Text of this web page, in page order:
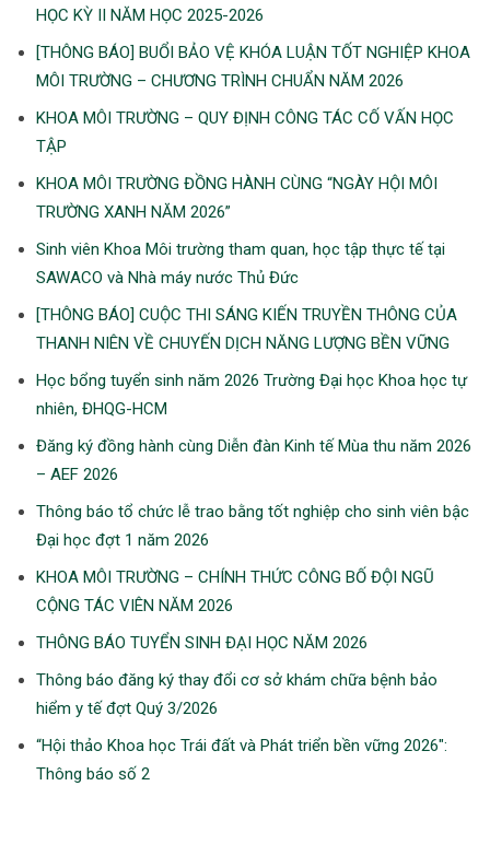
HỌC KỲ II NĂM HỌC 2025-2026
[THÔNG BÁO] BUỔI BẢO VỆ KHÓA LUẬN TỐT NGHIỆP KHOA
MÔI TRƯỜNG – CHƯƠNG TRÌNH CHUẨN NĂM 2026
KHOA MÔI TRƯỜNG – QUY ĐỊNH CÔNG TÁC CỐ VẤN HỌC
TẬP
KHOA MÔI TRƯỜNG ĐỒNG HÀNH CÙNG “NGÀY HỘI MÔI
TRƯỜNG XANH NĂM 2026”
Sinh viên Khoa Môi trường tham quan, học tập thực tế tại
SAWACO và Nhà máy nước Thủ Đức
[THÔNG BÁO] CUỘC THI SÁNG KIẾN TRUYỀN THÔNG CỦA
THANH NIÊN VỀ CHUYẾN DỊCH NĂNG LƯỢNG BỀN VỮNG
Học bổng tuyển sinh năm 2026 Trường Đại học Khoa học tự
nhiên, ĐHQG-HCM
Đăng ký đồng hành cùng Diễn đàn Kinh tế Mùa thu năm 2026
– AEF 2026
Thông báo tổ chức lễ trao bằng tốt nghiệp cho sinh viên bậc
Đại học đợt 1 năm 2026
KHOA MÔI TRƯỜNG – CHÍNH THỨC CÔNG BỐ ĐỘI NGŨ
CỘNG TÁC VIÊN NĂM 2026
THÔNG BÁO TUYỂN SINH ĐẠI HỌC NĂM 2026
Thông báo đăng ký thay đổi cơ sở khám chữa bệnh bảo
hiểm y tế đợt Quý 3/2026
“Hội thảo Khoa học Trái đất và Phát triển bền vững 2026″:
Thông báo số 2